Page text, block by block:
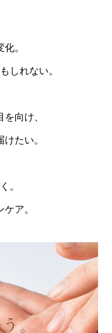
。
しれない。
向け、
たい。
。
ア。